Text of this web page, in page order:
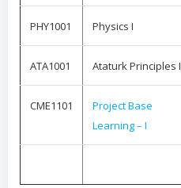
PHY1001 Physics I
ATA1001 Ataturk Principles I
CME1101
Project Base
Learning – I